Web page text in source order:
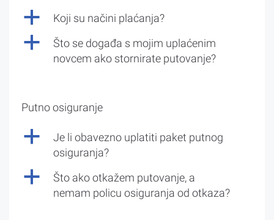
a Koji su načini plaćanja?
a
Što se događa s mojim uplaćenim
novcem ako stornirate putovanje?
Putno osiguranje
a
Je li obavezno uplatiti paket putnog
osiguranja?
a
Što ako otkažem putovanje, a
nemam policu osiguranja od otkaza?